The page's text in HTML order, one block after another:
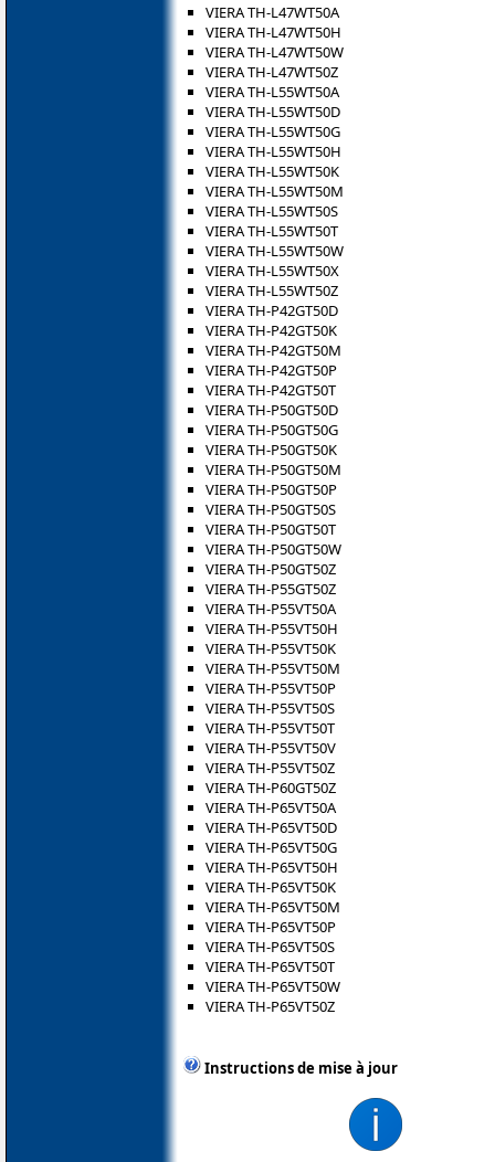
VIERA TH-L47WT50A
VIERA TH-L47WT50H
VIERA TH-L47WT50W
VIERA TH-L47WT50Z
VIERA TH-L55WT50A
VIERA TH-L55WT50D
VIERA TH-L55WT50G
VIERA TH-L55WT50H
VIERA TH-L55WT50K
VIERA TH-L55WT50M
VIERA TH-L55WT50S
VIERA TH-L55WT50T
VIERA TH-L55WT50W
VIERA TH-L55WT50X
VIERA TH-L55WT50Z
VIERA TH-P42GT50D
VIERA TH-P42GT50K
VIERA TH-P42GT50M
VIERA TH-P42GT50P
VIERA TH-P42GT50T
VIERA TH-P50GT50D
VIERA TH-P50GT50G
VIERA TH-P50GT50K
VIERA TH-P50GT50M
VIERA TH-P50GT50P
VIERA TH-P50GT50S
VIERA TH-P50GT50T
VIERA TH-P50GT50W
VIERA TH-P50GT50Z
VIERA TH-P55GT50Z
VIERA TH-P55VT50A
VIERA TH-P55VT50H
VIERA TH-P55VT50K
VIERA TH-P55VT50M
VIERA TH-P55VT50P
VIERA TH-P55VT50S
VIERA TH-P55VT50T
VIERA TH-P55VT50V
VIERA TH-P55VT50Z
VIERA TH-P60GT50Z
VIERA TH-P65VT50A
VIERA TH-P65VT50D
VIERA TH-P65VT50G
VIERA TH-P65VT50H
VIERA TH-P65VT50K
VIERA TH-P65VT50M
VIERA TH-P65VT50P
VIERA TH-P65VT50S
VIERA TH-P65VT50T
VIERA TH-P65VT50W
VIERA TH-P65VT50Z
Instructions de mise à jour